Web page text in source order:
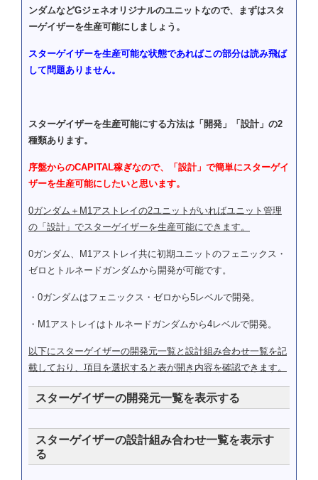
ンダムなどGジェネオリジナルのユニットなので、まずはスタ
ーゲイザーを生産可能にしましょう。
スターゲイザーを生産可能な状態であればこの部分は読み飛ば
して問題ありません。
スターゲイザーを生産可能にする方法は「開発」「設計」の2
種類あります。
序盤からのCAPITAL稼ぎなので、「設計」で簡単にスターゲイ
ザーを生産可能にしたいと思います。
0ガンダム＋M1アストレイの2ユニットがいればユニット管理
の「設計」でスターゲイザーを生産可能にできます。
0ガンダム、M1アストレイ共に初期ユニットのフェニックス・
ゼロとトルネードガンダムから開発が可能です。
・0ガンダムはフェニックス・ゼロから5レベルで開発。
・M1アストレイはトルネードガンダムから4レベルで開発。
以下にスターゲイザーの開発元一覧と設計組み合わせ一覧を記
載しており、項目を選択すると表が開き内容を確認できます。
スターゲイザーの開発元一覧を表示する
ガンダムアストレイ アウトフレームD
スターゲイザーの設計組み合わせ一覧を表示す
る